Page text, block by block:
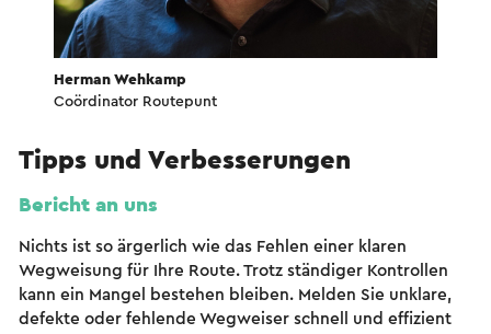
Herman Wehkamp
Coördinator Routepunt
Tipps und Verbesserungen
Bericht an uns
Nichts ist so ärgerlich wie das Fehlen einer klaren
Wegweisung für Ihre Route. Trotz ständiger Kontrollen
kann ein Mangel bestehen bleiben. Melden Sie unklare,
defekte oder fehlende Wegweiser schnell und effizient